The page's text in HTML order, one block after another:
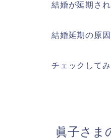
結婚が延期さ
結婚延期の原
チェックしてみ
眞子さま